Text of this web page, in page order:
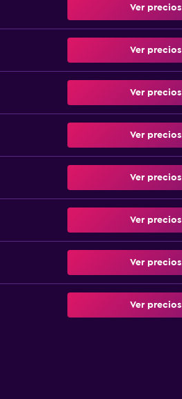
Ver precios
Ver precios
Ver precios
Ver precios
Ver precios
Ver precios
Ver precios
Ver precios